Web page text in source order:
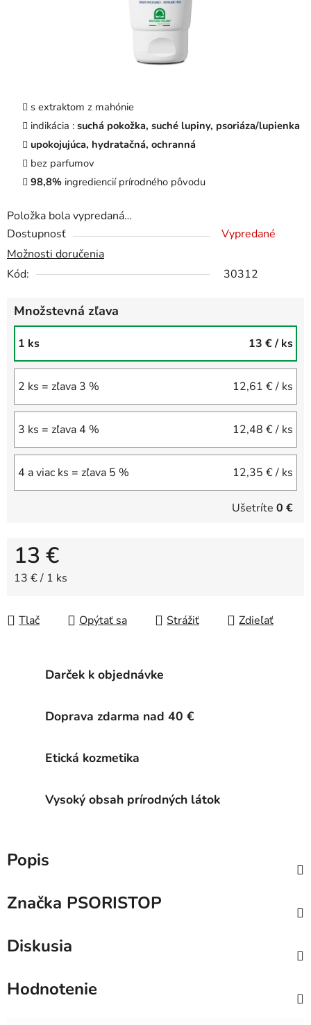
s extraktom z mahónie
indikácia : suchá pokožka, suché lupiny, psoriáza/lupienka
upokojujúca, hydratačná, ochranná
bez parfumov
98,8% ingrediencií prírodného pôvodu
Položka bola vypredaná…
Dostupnosť
Vypredané
Možnosti doručenia
Kód:
30312
Množstevná zľava
1 ks 13 €/ ks
2 ks = zľava 3 % 12,61 €/ ks
3 ks = zľava 4 % 12,48 €/ ks
4 a viac ks = zľava 5 % 12,35 €/ ks
Ušetríte 0 €
13 €
Jednotková cena:
13 € / 1 ks
Tlač Opýtať sa Strážiť Zdieľať
Darček k objednávke
Doprava zdarma nad 40 €
Etická kozmetika
Vysoký obsah prírodných látok
Popis
Značka PSORISTOP
Diskusia
Hodnotenie